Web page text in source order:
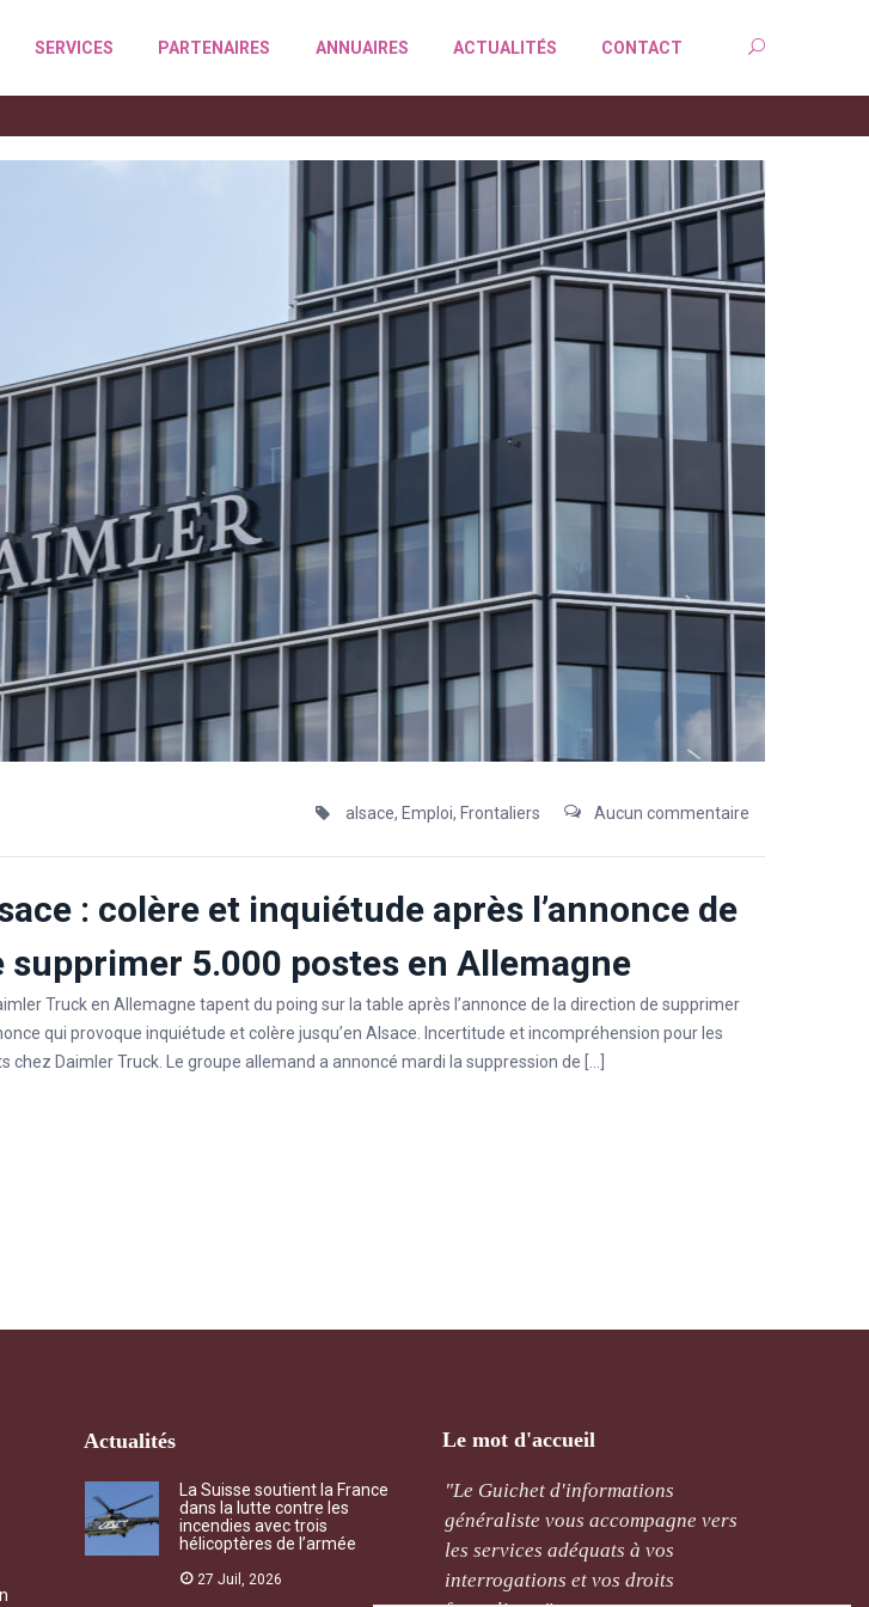
SERVICES PARTENAIRES ANNUAIRES ACTUALITÉS CONTACT
alsace, Emploi, Frontaliers Aucun commentaire
: colère et inquiétude après l’annonce de
supprimer 5.000 postes en Allemagne
Truck en Allemagne tapent du poing sur la table après l’annonce de la direction de supprimer
qui provoque inquiétude et colère jusqu’en Alsace. Incertitude et incompréhension pour les
chez Daimler Truck. Le groupe allemand a annoncé mardi la suppression de […]
Actualités
La Suisse soutient la France
dans la lutte contre les
incendies avec trois
hélicoptères de l’armée
27 Juil, 2026
Le mot d'accueil
"Qu’il s’agisse de questionnement
mutualiste ou de besoin concernant
l’association, chaque demande sera
traitée dans les meilleurs délais. "
"Le Guichet d'informations
généraliste vous accompagne vers
les services adéquats à vos
interrogations et vos droits